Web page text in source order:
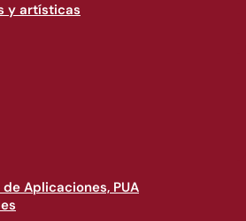
y artísticas
Aplicaciones, PUA